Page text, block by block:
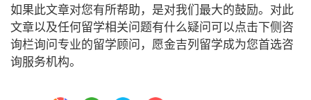
如果此文章对您有所帮助，是对我们最大的鼓励。对此
文章以及任何留学相关问题有什么疑问可以点击下侧咨
询栏询问专业的留学顾问，愿金吉列留学成为您首选咨
询服务机构。